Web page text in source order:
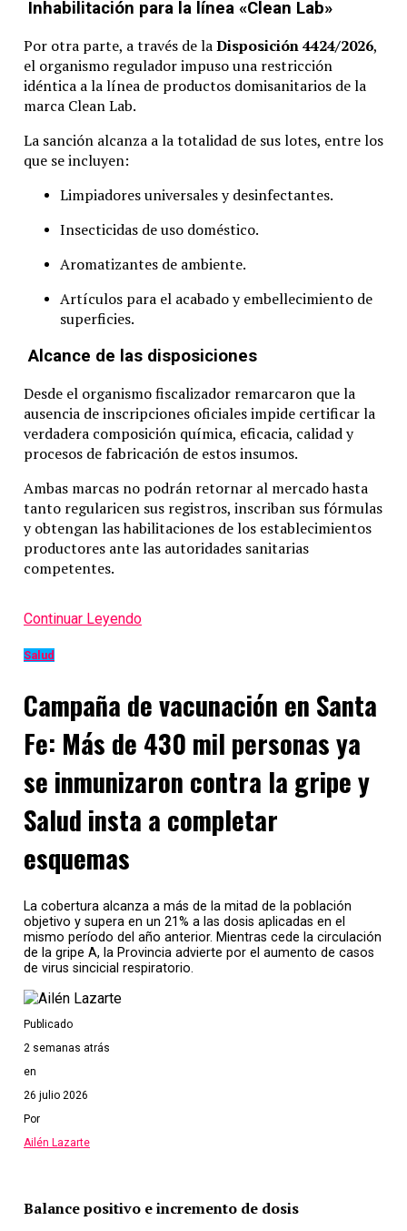
Inhabilitación para la línea «Clean Lab»
Por otra parte, a través de laDisposición 4424/2026,
el organismo regulador impuso una restricción
idéntica a la línea de productos domisanitarios de la
marca Clean Lab.
La sanción alcanza a la totalidad de sus lotes, entre los
que se incluyen:
Limpiadores universales y desinfectantes.
Insecticidas de uso doméstico.
Aromatizantes de ambiente.
Artículos para el acabado y embellecimiento de
superficies.
Alcance de las disposiciones
Desde el organismo fiscalizador remarcaron que la
ausencia de inscripciones oficiales impide certificar la
verdadera composición química, eficacia, calidad y
procesos de fabricación de estos insumos.
Ambas marcas no podrán retornar al mercado hasta
tanto regularicen sus registros, inscriban sus fórmulas
y obtengan las habilitaciones de los establecimientos
productores ante las autoridades sanitarias
competentes.
Continuar Leyendo
Salud
Campaña de vacunación en Santa
Fe: Más de 430 mil personas ya
se inmunizaron contra la gripe y
Salud insta a completar
esquemas
La cobertura alcanza a más de la mitad de la población
objetivo y supera en un 21% a las dosis aplicadas en el
mismo período del año anterior. Mientras cede la circulación
de la gripe A, la Provincia advierte por el aumento de casos
de virus sincicial respiratorio.
Publicado
2 semanas atrás
en
26 julio 2026
Por
Ailén Lazarte
Balance positivo e incremento de dosis